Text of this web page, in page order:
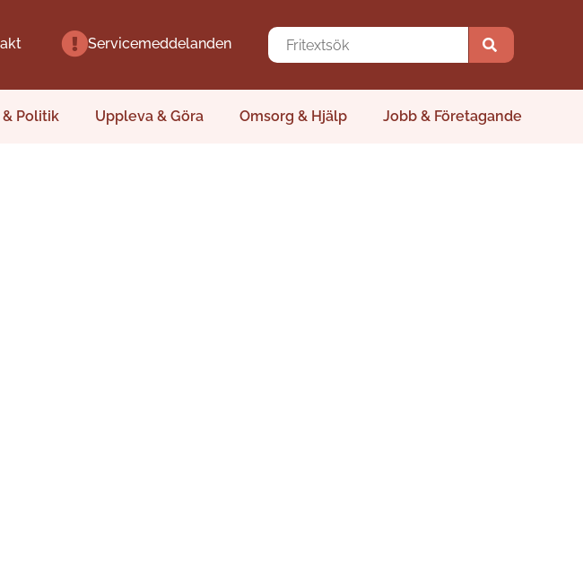
Servicemeddelanden
Politik Uppleva & Göra Omsorg & Hjälp Jobb & Företagande